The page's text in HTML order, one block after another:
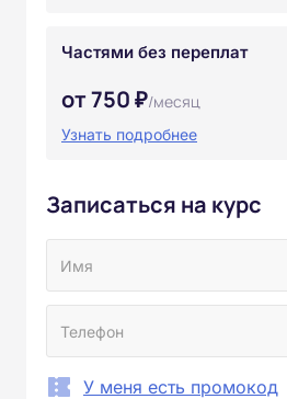
Частями без переплат
от 750 ₽/месяц
Узнать подробнее
Записаться на курс
У меня есть промокод